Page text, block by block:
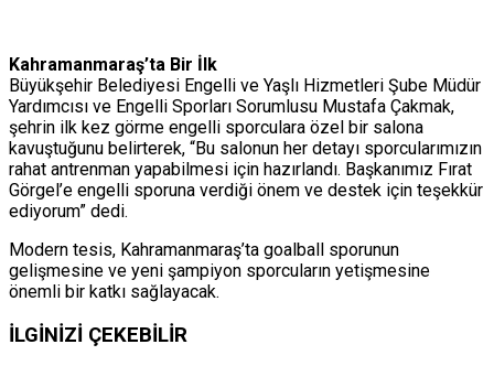
Kahramanmaraş’ta Bir İlk
Büyükşehir Belediyesi Engelli ve Yaşlı Hizmetleri Şube Müdür
Yardımcısı ve Engelli Sporları Sorumlusu Mustafa Çakmak,
şehrin ilk kez görme engelli sporculara özel bir salona
kavuştuğunu belirterek, “Bu salonun her detayı sporcularımızın
rahat antrenman yapabilmesi için hazırlandı. Başkanımız Fırat
Görgel’e engelli sporuna verdiği önem ve destek için teşekkür
ediyorum” dedi.
Modern tesis, Kahramanmaraş’ta goalball sporunun
gelişmesine ve yeni şampiyon sporcuların yetişmesine
önemli bir katkı sağlayacak.
İLGİNİZİ ÇEKEBİLİR